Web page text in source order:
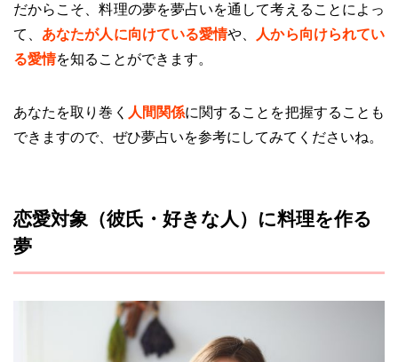
だからこそ、料理の夢を夢占いを通して考えることによっ
て、 あなたが人に向けている愛情や、
人から向けられてい
る愛情を知ることができます。
あなたを取り巻く 人間関係に関することを把握することも
できますので、ぜひ夢占いを参考にしてみてくださいね。
恋愛対象（彼氏・好きな人）に料理を作る
夢